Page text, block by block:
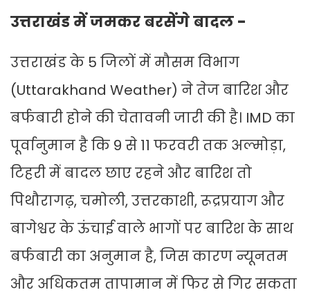
उत्तराखंड में जमकर बरसेंगे बादल -
उत्तराखंड के 5 जिलों में मौसम विभाग
(Uttarakhand Weather) ने तेज बारिश और
बर्फबारी होने की चेतावनी जारी की है। IMD का
पूर्वानुमान है कि 9 से 11 फरवरी तक अल्मोड़ा,
टिहरी में बादल छाए रहने और बारिश तो
पिथौरागढ़, चमोली, उत्तरकाशी, रूद्रप्रयाग और
बागेश्वर के ऊंचाई वाले भागों पर बारिश के साथ
बर्फबारी का अनुमान है, जिस कारण न्यूनतम
और अधिकतम तापामान में फिर से गिर सकता